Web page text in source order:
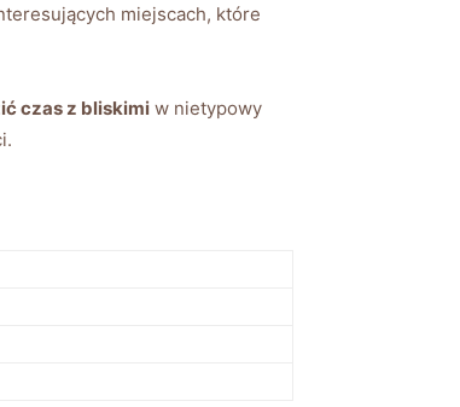
miejscach,‍ które
czas z bliskimi w nietypowy